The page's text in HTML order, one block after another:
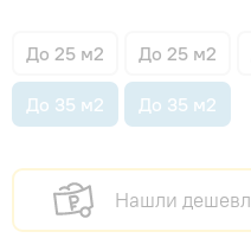
До 25 м2 До 25 м2
До 35 м2 До 35 м2
Нашли